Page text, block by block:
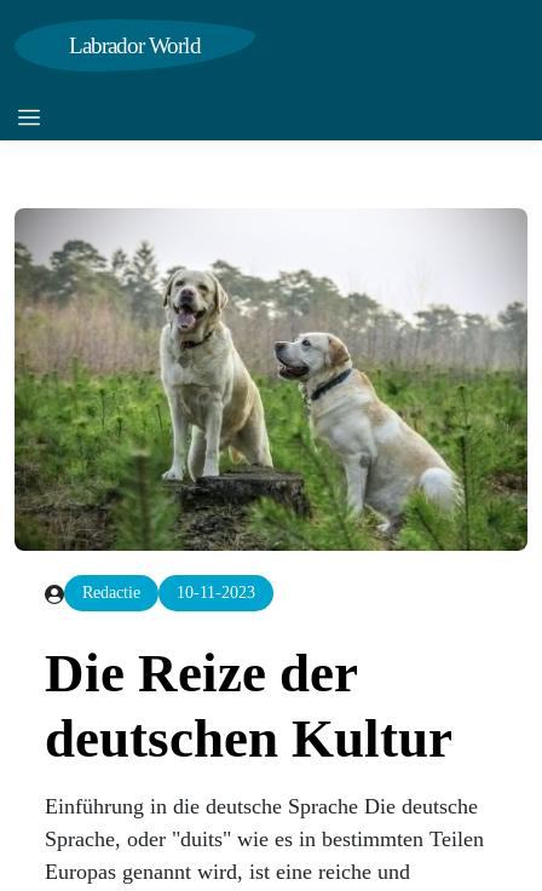
Labrador World
Redactie 10-11-2023
Die Reize der
deutschen Kultur
Einführung in die deutsche Sprache Die deutsche
Sprache, oder "duits" wie es in bestimmten Teilen
Europas genannt wird, ist eine reiche und